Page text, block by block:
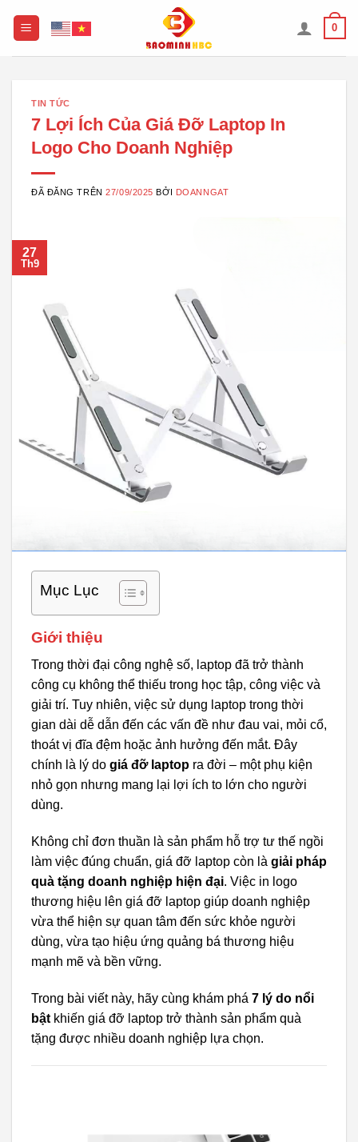
0
TIN TỨC
7 Lợi Ích Của Giá Đỡ Laptop In
Logo Cho Doanh Nghiệp
ĐÃ ĐĂNG TRÊN27/09/2025 BỞI DOANNGAT
27
Th9
Mục Lục
Giới thiệu
Trong thời đại công nghệ số, laptop đã trở thành
công cụ không thể thiếu trong học tập, công việc và
giải trí. Tuy nhiên, việc sử dụng laptop trong thời
gian dài dễ dẫn đến các vấn đề như đau vai, mỏi cổ,
thoát vị đĩa đệm hoặc ảnh hưởng đến mắt. Đây
chính là lý do giá đỡ laptop ra đời – một phụ kiện
nhỏ gọn nhưng mang lại lợi ích to lớn cho người
dùng.
Không chỉ đơn thuần là sản phẩm hỗ trợ tư thế ngồi
làm việc đúng chuẩn, giá đỡ laptop còn là giải pháp
quà tặng doanh nghiệp hiện đại. Việc in logo
thương hiệu lên giá đỡ laptop giúp doanh nghiệp
vừa thể hiện sự quan tâm đến sức khỏe người
dùng, vừa tạo hiệu ứng quảng bá thương hiệu
mạnh mẽ và bền vững.
Trong bài viết này, hãy cùng khám phá 7 lý do nổi
bật khiến giá đỡ laptop trở thành sản phẩm quà
tặng được nhiều doanh nghiệp lựa chọn.